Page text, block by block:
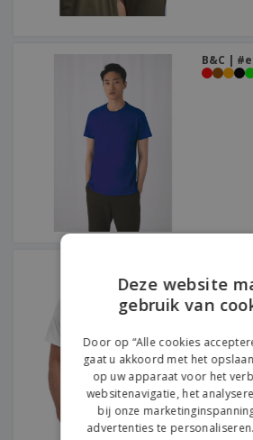
B&C |
Gildan
katoen
Deze website
gebruik van
Door op “Alle cookies
gaat u akkoord met het
op uw apparaat voor het
websitenavigatie, het
bij onze
advertenties te personaliseren.